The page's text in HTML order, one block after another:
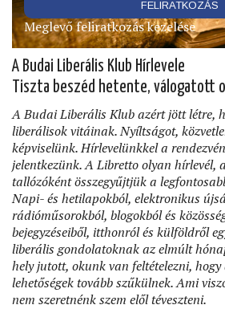
Meglevő feliratkozás kezelése
A Budai Liberális Klub Hírlevele
Tiszta beszéd hetente, válogatott
A Budai Liberális Klub azért jött létre,
liberálisok vitáinak. Nyíltságot,
képviselünk. Hírlevelünkkel a
jelentkezünk. A Libretto olyan hírlevél,
tallózóként összegyűjtjük a
Napi- és hetilapokból, elektronikus
rádióműsorokból, blogokból és
bejegyzéseiből, itthonról és külföldről
liberális gondolatoknak az elmúlt
hely jutott, okunk van feltételezni,
lehetőségek tovább szűkülnek. Ami
nem szeretnénk szem elől téveszteni.